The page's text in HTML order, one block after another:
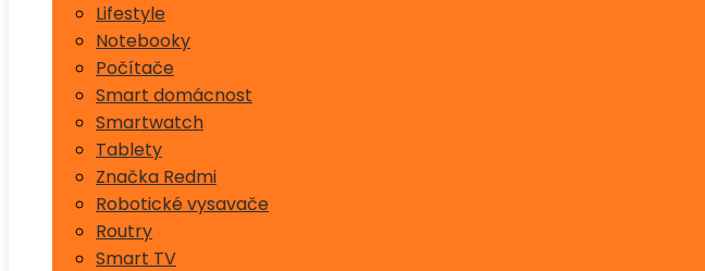
Lifestyle
Notebooky
Počítače
Smart domácnost
Smartwatch
Tablety
Značka Redmi
Robotické vysavače
Routry
Smart TV